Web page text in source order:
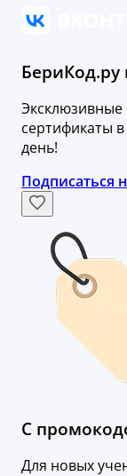
БериКод.ру
сертификаты
день!
Подписаться
С
Для новых